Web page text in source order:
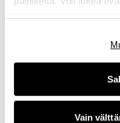
Vain
roosaa nauhaa.
kampanjaa alusta
Suomessa kerätyt
Roosa nauha -